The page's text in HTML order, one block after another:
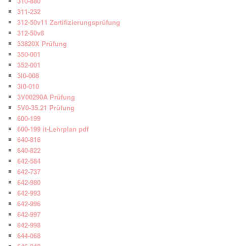
311-232
312-50v11 Zertifizierungsprüfung
312-50v8
33820X Prüfung
350-001
352-001
3I0-008
3I0-010
3V00290A Prüfung
5V0-35.21 Prüfung
600-199
600-199 it-Lehrplan pdf
640-816
640-822
642-584
642-737
642-980
642-993
642-996
642-997
642-998
644-068